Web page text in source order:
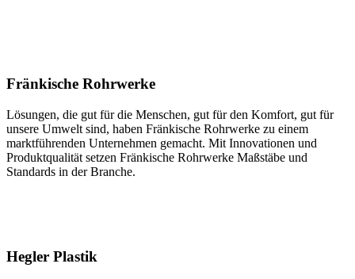
Fränkische Rohrwerke
Lösungen, die gut für die Menschen, gut für den Komfort, gut für
unsere Umwelt sind, haben Fränkische Rohrwerke zu einem
marktführenden Unternehmen gemacht. Mit Innovationen und
Produktqualität setzen Fränkische Rohrwerke Maßstäbe und
Standards in der Branche.
Hegler Plastik